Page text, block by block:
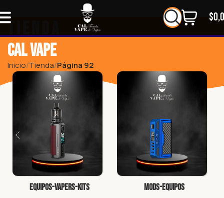
$
Tienda
CAL VAPE
Inicio Tienda Página 92
Equipos-Vapers-Kits Mods-Equipos